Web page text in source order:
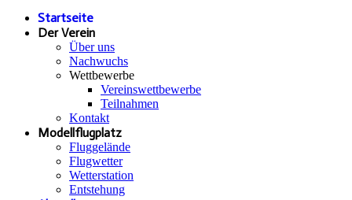
Startseite
Der Verein
Über uns
Nachwuchs
Wettbewerbe
Vereinswettbewerbe
Teilnahmen
Kontakt
Modellflugplatz
Fluggelände
Flugwetter
Wetterstation
Entstehung